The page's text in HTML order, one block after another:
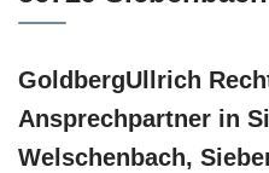
GoldbergUllrich
Ansprechpartner in
Welschenbach,